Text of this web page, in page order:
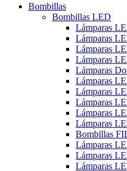
Bombillas
Bombillas LED
Lámparas
Lámparas
Lámparas
Lámparas
Lámparas
Lámparas
Lámparas
Lámparas
Lámparas
Lámparas
Bombillas
Lámparas
Lámparas
Lámparas